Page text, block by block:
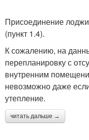
Присоединение
(пункт 1.4).
К сожалению, на
перепланировку с
внутренним
невозможно даже
утепление.
читать дальше →